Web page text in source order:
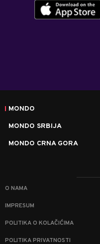
MONDO
MONDO SRBIJA
MONDO CRNA GORA
O NAMA
IMPRESUM
POLITIKA O KOLAČIĆIMA
POLITIKA PRIVATNOSTI